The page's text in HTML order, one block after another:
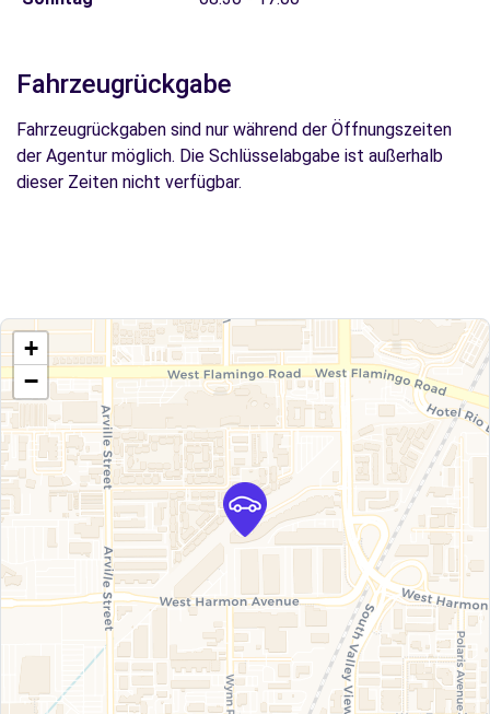
Fahrzeugrückgabe
Fahrzeugrückgaben sind nur während der Öffnungszeiten
der Agentur möglich. Die Schlüsselabgabe ist außerhalb
dieser Zeiten nicht verfügbar.
+
−